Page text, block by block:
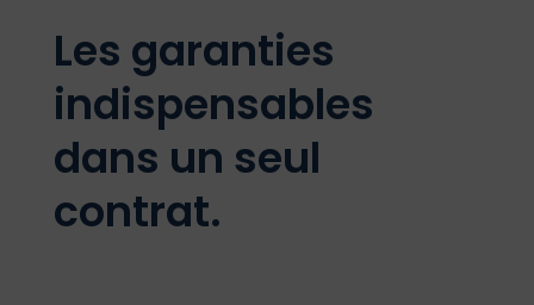
Les garanties
indispensables
dans un seul
contrat.